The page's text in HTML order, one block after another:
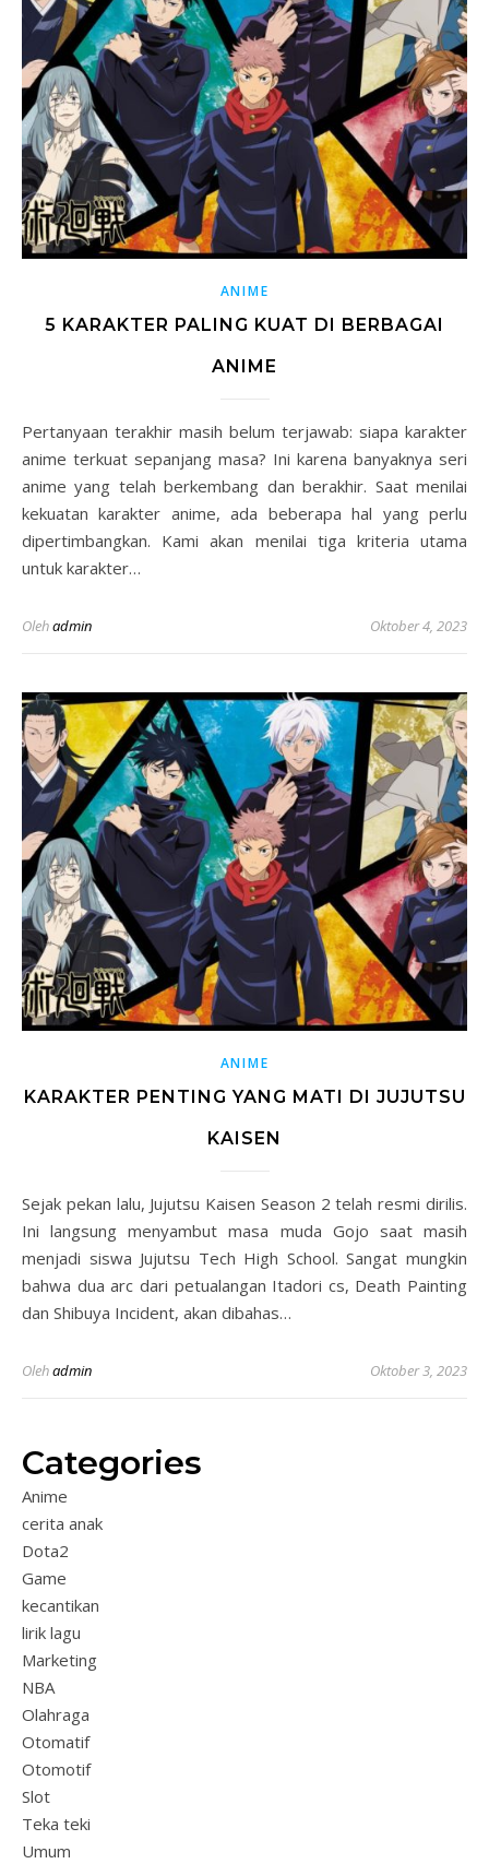
ANIME
5 KARAKTER PALING KUAT DI BERBAGAI
ANIME
Pertanyaan terakhir masih belum terjawab: siapa karakter
anime terkuat sepanjang masa? Ini karena banyaknya seri
anime yang telah berkembang dan berakhir. Saat menilai
kekuatan karakter anime, ada beberapa hal yang perlu
dipertimbangkan. Kami akan menilai tiga kriteria utama
untuk karakter…
Olehadmin Oktober 4, 2023
ANIME
KARAKTER PENTING YANG MATI DI JUJUTSU
KAISEN
Sejak pekan lalu, Jujutsu Kaisen Season 2 telah resmi dirilis.
Ini langsung menyambut masa muda Gojo saat masih
menjadi siswa Jujutsu Tech High School. Sangat mungkin
bahwa dua arc dari petualangan Itadori cs, Death Painting
dan Shibuya Incident, akan dibahas…
Olehadmin Oktober 3, 2023
Categories
Anime
cerita anak
Dota2
Game
kecantikan
lirik lagu
Marketing
NBA
Olahraga
Otomatif
Otomotif
Slot
Teka teki
Umum